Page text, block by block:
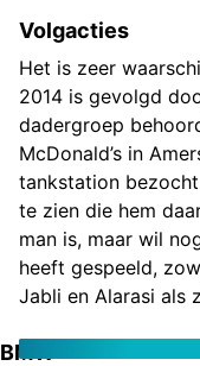
Volgacties
Het is zeer
2014 is gevolgd
dadergroep
McDonald’s in
tankstation
te zien die hem
man is, maar wil
heeft gespeeld,
Jabli en Alarasi als
BMW